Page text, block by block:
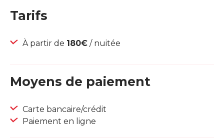
Tarifs
À partir de 180€ / nuitée
Moyens de paiement
Carte bancaire/crédit
Paiement en ligne